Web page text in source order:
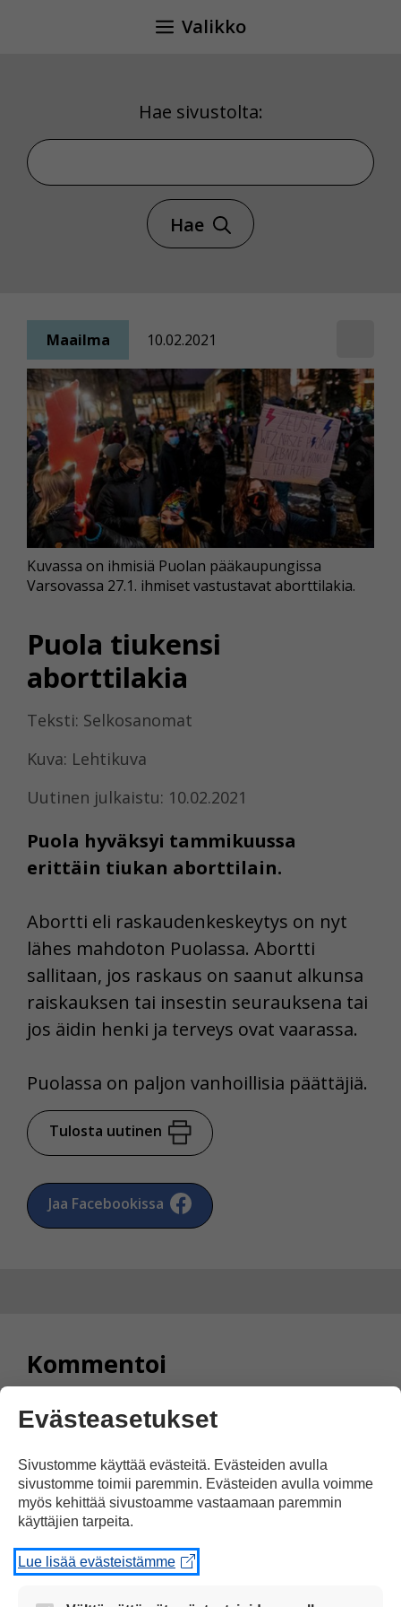
Valikko
Hae sivustolta:
Hae sivustolta
Hae
Maailma 10.02.2021
Puola tiukensi
aborttilakia
Teksti: Selkosanomat
Kuva: Lehtikuva
Uutinen julkaistu: 10.02.2021
Puola hyväksyi tammikuussa
erittäin tiukan aborttilain.
Kuvassa on ihmisiä Puolan pääkaupungissa
Varsovassa 27.1. ihmiset vastustavat aborttilakia.
Abortti eli raskaudenkeskeytys on nyt
lähes mahdoton Puolassa. Abortti
sallitaan, jos raskaus on saanut alkunsa
raiskauksen tai insestin seurauksena tai
jos äidin henki ja terveys ovat vaarassa.
Puolassa on paljon vanhoillisia päättäjiä.
Tulosta uutinen
Jaa Facebookissa
Kommentoi
Voit kirjoittaa mielipiteesi
kommenttilaatikkoon.
Sinun pitää kirjoittaa myös
nimesi tai keksiä nimimerkki.
Nimi tai nimimerkki:First
Name
Evästeasetukset
Sivustomme käyttää evästeitä. Evästeiden avulla
sivustomme toimii paremmin. Evästeiden avulla voimme
myös kehittää sivustoamme vastaamaan paremmin
käyttäjien tarpeita.
Lue lisää evästeistämme